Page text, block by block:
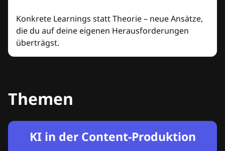
Konkrete Learnings statt Theorie – neue Ansätze,
die du auf deine eigenen Herausforderungen
überträgst.
Themen
KI in der Content-Produktion